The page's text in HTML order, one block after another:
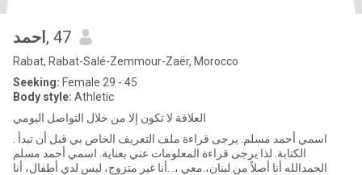
احمد , 47
Rabat, Rabat-Salé-Zemmour-Zaër, Morocco
Seeking: Female 29 - 45
Body style: Athletic
العلاقة لا تكون إلا من خلال التواصل اليومي
الكتابة. لذا يرجى قراءة المعلومات عني بعناية. اسمي أحمد مسلم
الحمدالله أنا أصلاً من لبنان،.معي ،. .أنا غير متزوج، ليس لدي أطفال، أنا